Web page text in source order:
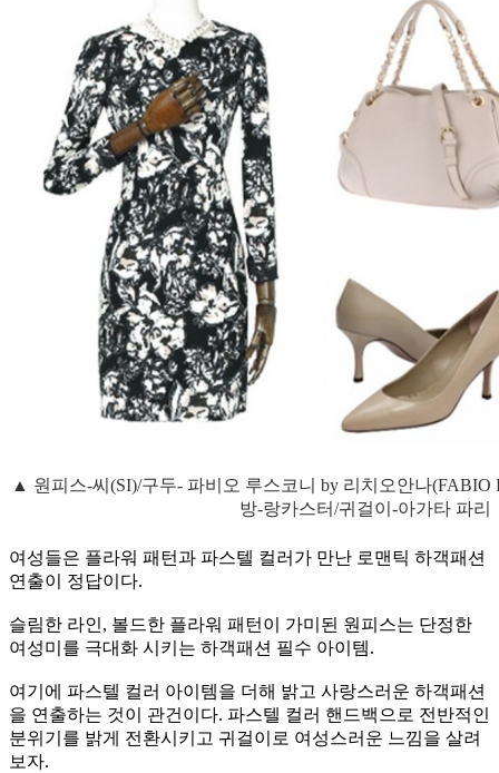
▲ 원피스-씨(SI)/구두- 파비오 루스코니 by 리치오안나(FABIO
방-랑카스터/귀걸이-아가타 파리
여성들은 플라워 패턴과 파스텔 컬러가 만난 로맨틱 하객패션
연출이 정답이다.
슬림한 라인, 볼드한 플라워 패턴이 가미된 원피스는 단정한
여성미를 극대화 시키는 하객패션 필수 아이템.
여기에 파스텔 컬러 아이템을 더해 밝고 사랑스러운 하객패션
을 연출하는 것이 관건이다. 파스텔 컬러 핸드백으로 전반적인
분위기를 밝게 전환시키고 귀걸이로 여성스러운 느낌을 살려
보자.